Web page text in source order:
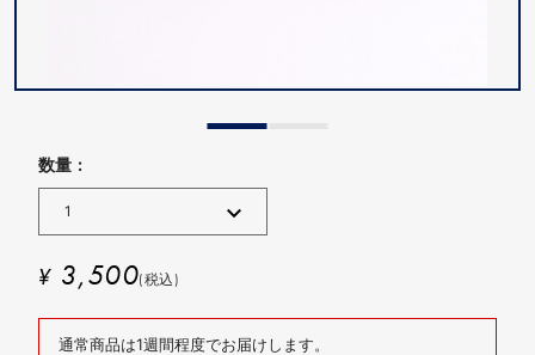
数量 :
¥ 3,500(税込)
通常商品は1週間程度でお届けします。